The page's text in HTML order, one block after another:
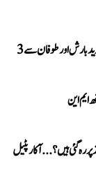
فلپائن میں خراب موسم نے مچائی تباہی، شدید بارش اور طوفان سے 3
این
رہ گئی ہیں؟...آکار پٹیل